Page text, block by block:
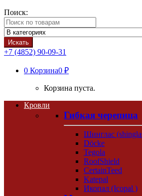
Поиск:
Искать
+7 (4852) 90-09-31
0 Корзина0 ₽
Корзина пуста.
Кровли
Гибкая черепица
Шинглас
Döcke
Tegola
RoofShield
CertainTeed
Katepal
Икопал (Icopal )